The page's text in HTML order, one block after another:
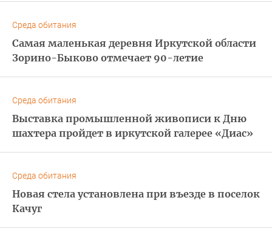
Среда обитания
Самая маленькая деревня Иркутской области
Зорино-Быково отмечает 90-летие
Среда обитания
Выставка промышленной живописи к Дню
шахтера пройдет в иркутской галерее «Диас»
Среда обитания
Новая стела установлена при въезде в поселок
Качуг